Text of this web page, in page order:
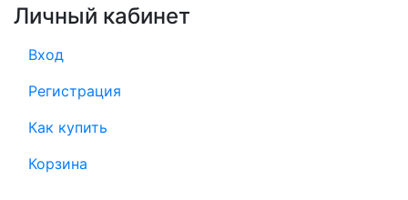
Личный кабинет
Вход
Регистрация
Как купить
Корзина